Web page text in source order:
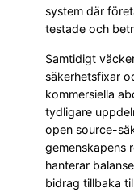
system där
testade och
Samtidigt
säkerhetsfixar
kommersiella
tydligare
open source-
gemenskapens
hanterar
bidrag tillbaka